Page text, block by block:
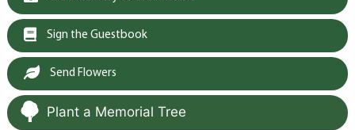
Sign the Guestbook
Send Flowers
Plant a Memorial Tree